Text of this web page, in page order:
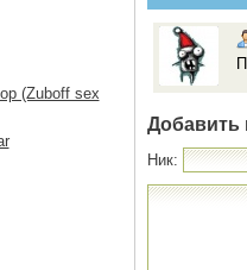
Добавить
Ник:
(Zuboff sex